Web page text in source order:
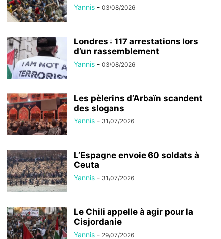
Yannis - 03/08/2026
Londres : 117 arrestations lors
d’un rassemblement
Yannis - 03/08/2026
Les pèlerins d’Arbaïn scandent
des slogans
Yannis - 31/07/2026
L’Espagne envoie 60 soldats à
Ceuta
Yannis - 31/07/2026
Le Chili appelle à agir pour la
Cisjordanie
Yannis - 29/07/2026